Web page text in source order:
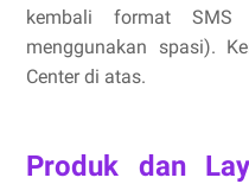
kembali format
menggunakan spasi).
Center di atas.
Produk dan